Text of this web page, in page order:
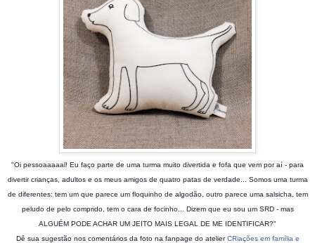
"Oi pessoaaaaal! Eu faço parte de uma turma muito divertida e fofa que vem por aí - para
divertir crianças, adultos e os meus amigos de quatro patas de verdade... Somos uma turma
de diferentes: tem um que parece um floquinho de algodão, outro parece uma salsicha, tem
peludo de pelo comprido, tem o cara de focinho... Dizem que eu sou um SRD - mas
ALGUÉM PODE ACHAR UM JEITO MAIS LEGAL DE ME IDENTIFICAR?"
Dê sua sugestão nos comentários da foto na fanpage do atelierCRiações em família e